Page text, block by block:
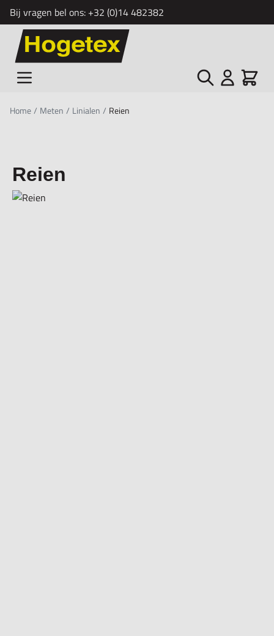
Bij vragen bel ons: +32 (0)14 482382
Ga naar de inhoud
Zoek Cart
Home/ Meten / Linialen / Reien
Reien